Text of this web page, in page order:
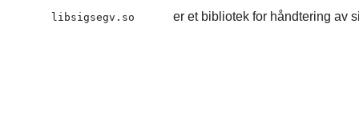
libsigsegv.so er et bibliotek for håndtering av